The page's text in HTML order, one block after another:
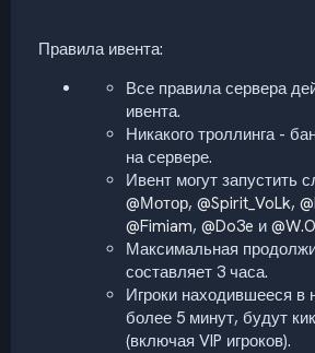
Правила ивента:
Все правила сервера
ивента.
Никакого троллинга -
на сервере.
Ивент могут запустить
@Мотор, @Spirit_VoLk,
@Fimiam, @Do3e и
Максимальная
составляет 3 часа.
Игроки находившееся в
более 5 минут, будут
(включая VIP игроков).